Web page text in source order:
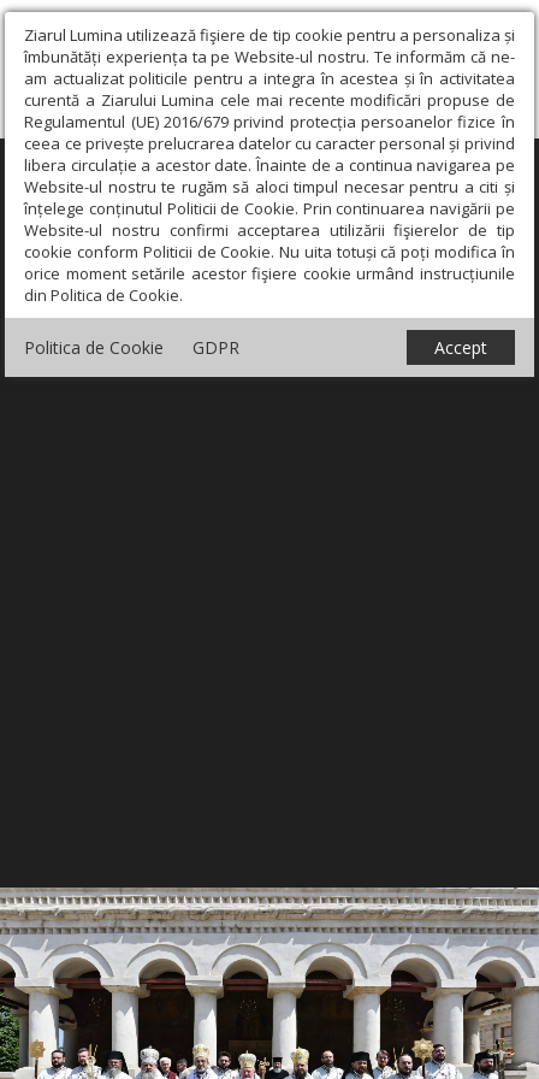
Ziarul Lumina utilizează fişiere de tip cookie pentru a personaliza și
îmbunătăți experiența ta pe Website-ul nostru. Te informăm că ne-
am actualizat politicile pentru a integra în acestea și în activitatea
curentă a Ziarului Lumina cele mai recente modificări propuse de
Regulamentul (UE) 2016/679 privind protecția persoanelor fizice în
ceea ce privește prelucrarea datelor cu caracter personal și privind
libera circulație a acestor date. Înainte de a continua navigarea pe
Website-ul nostru te rugăm să aloci timpul necesar pentru a citi și
înțelege conținutul Politicii de Cookie. Prin continuarea navigării pe
Website-ul nostru confirmi acceptarea utilizării fişierelor de tip
cookie conform Politicii de Cookie. Nu uita totuși că poți modifica în
orice moment setările acestor fişiere cookie urmând instrucțiunile
din Politica de Cookie.
Politica de Cookie GDPR Accept
×